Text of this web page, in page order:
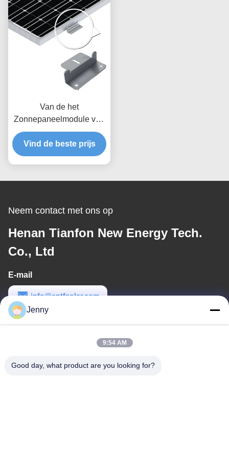
Stent opzetten
Van de het
Zonnepaneelmodule van
de windweerstand
Opzettende het
Spoorsteun van de de
Zonnemacht - steun
Vind de beste prijs
Neem contact met ons op
Henan Tianfon New Energy Tech.
Co., Ltd
E-mail
info@cntfsolar.com
Werktijd
Jenny
9:54 AM
Good day, what product are you looking for?